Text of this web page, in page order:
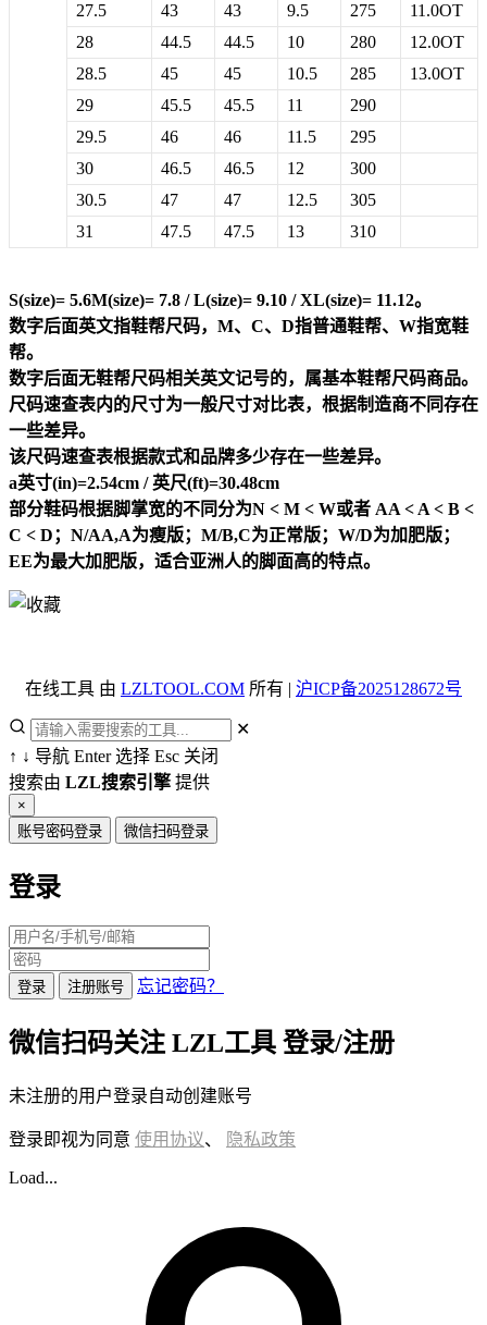
27.5
43 43 9.5 275
11.0OT
28
44.5 44.5 10 280
12.0OT
28.5
45 45 10.5 285
13.0OT
29
45.5 45.5 11
290
29.5
46 46 11.5
295
30
46.5 46.5 12
300
30.5
47 47 12.5
305
31
47.5 47.5 13 310
S(size)= 5.6M(size)= 7.8 / L(size)= 9.10 / XL(size)= 11.12。
数字后面英文指鞋帮尺码，M、C、D指普通鞋帮、W指宽鞋
帮。
数字后面无鞋帮尺码相关英文记号的，属基本鞋帮尺码商品。
尺码速查表内的尺寸为一般尺寸对比表，根据制造商不同存在
一些差异。
该尺码速查表根据款式和品牌多少存在一些差异。
a英寸(in)=2.54cm / 英尺(ft)=30.48cm
部分鞋码根据脚掌宽的不同分为N < M < W或者 AA < A < B <
C < D；N/AA,A为瘦版；M/B,C为正常版；W/D为加肥版；
EE为最大加肥版，适合亚洲人的脚面高的特点。
在线工具 由 LZLTOOL.COM 所有 | 沪ICP备2025128672号
✕
↑ ↓ 导航 Enter选择 Esc 关闭
搜索由 LZL搜索引擎提供
×
账号密码登录
微信扫码登录
登录
登录 注册账号 忘记密码？
微信扫码关注 LZL工具 登录/注册
未注册的用户登录自动创建账号
登录即视为同意 使用协议、 隐私政策
Load...